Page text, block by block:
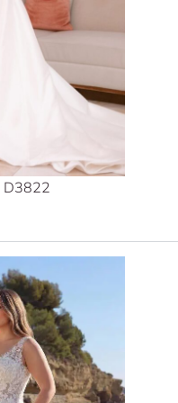
D3822